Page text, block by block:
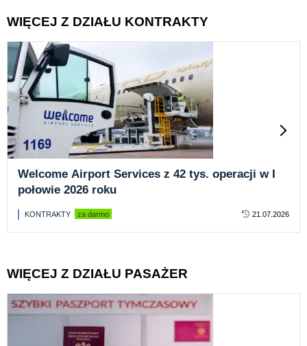
WIĘCEJ Z DZIAŁU KONTRAKTY
Welcome Airport Services z 42 tys. operacji w I
połowie 2026 roku
KONTRAKTY za darmo 21.07.2026
WIĘCEJ Z DZIAŁU PASAŻER